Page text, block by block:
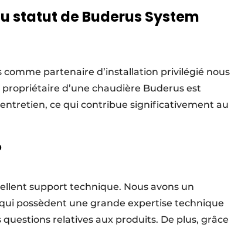
statut de Buderus System
partenaire d’installation privilégié nous
d’une chaudière Buderus est
ce qui contribue significativement au
support technique. Nous avons un
possèdent une grande expertise technique
relatives aux produits. De plus, grâce